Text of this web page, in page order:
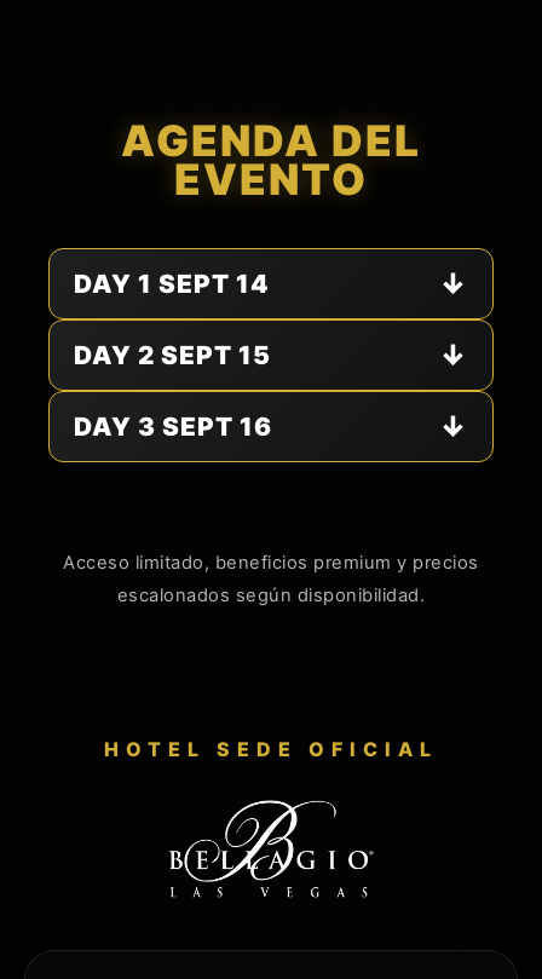
AGENDA DEL
EVENTO
DAY 1 SEPT 14 ↓
Jesús Gutiérrez, EA
DAY 2 SEPT 15 ↓
DAY 3 SEPT 16 ↓
Acceso limitado, beneficios premium y precios
escalonados según disponibilidad.
HOTEL SEDE OFICIAL